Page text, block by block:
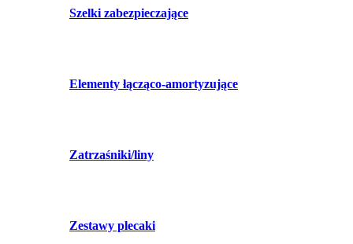
Szelki zabezpieczające
Elementy łącząco-amortyzujące
Zatrzaśniki/liny
Zestawy plecaki